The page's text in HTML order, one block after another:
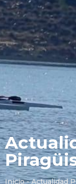
Inicio - Actualidad